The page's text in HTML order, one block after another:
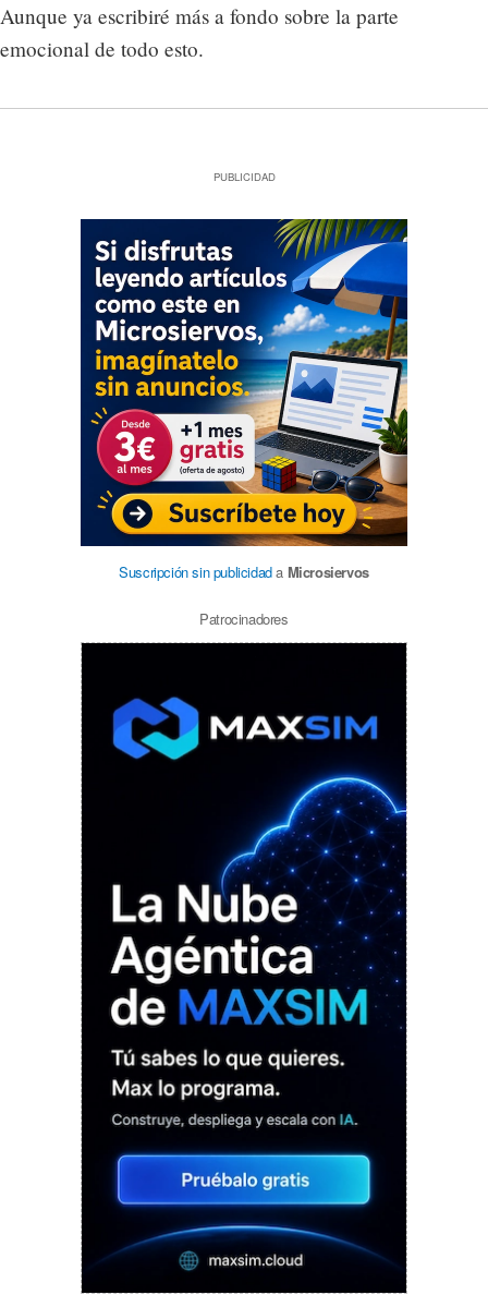
Aunque ya escribiré más a fondo sobre la parte
emocional de todo esto.
PUBLICIDAD
Suscripción sin publicidada Microsiervos
Patrocinadores